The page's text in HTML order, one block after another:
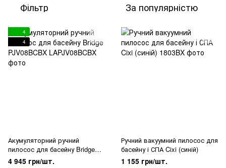
Фільтр За популярністю
4
4
Акумуляторний ручний
пилосос для басейну Bridge
PJV08BCBX
4 945 грн/шт.
Ручний вакуумний пилосос для
басейну і СПА Cixi (синій)
1 155 грн/шт.